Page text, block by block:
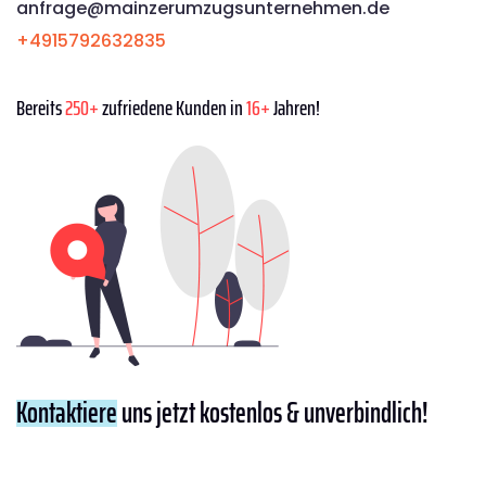
anfrage@mainzerumzugsunternehmen.de
+4915792632835
Bereits250+zufriedene Kunden in16+Jahren!
Kontaktiereuns jetzt kostenlos & unverbindlich!